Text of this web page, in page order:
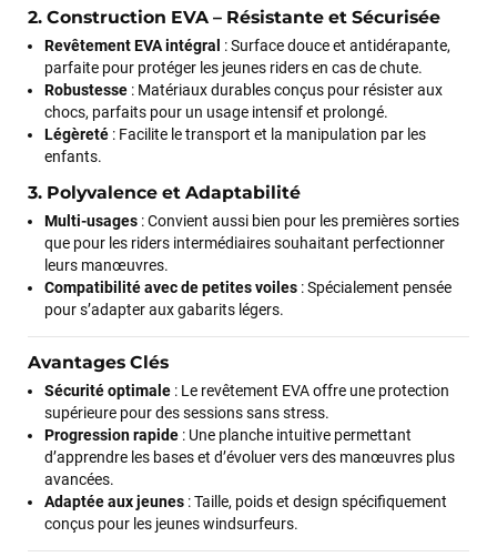
2. Construction EVA – Résistante et Sécurisée
Revêtement EVA intégral : Surface douce et antidérapante,
parfaite pour protéger les jeunes riders en cas de chute.
Robustesse : Matériaux durables conçus pour résister aux
chocs, parfaits pour un usage intensif et prolongé.
Légèreté : Facilite le transport et la manipulation par les
enfants.
3. Polyvalence et Adaptabilité
Multi-usages : Convient aussi bien pour les premières sorties
que pour les riders intermédiaires souhaitant perfectionner
leurs manœuvres.
Compatibilité avec de petites voiles : Spécialement pensée
pour s’adapter aux gabarits légers.
Avantages Clés
Sécurité optimale : Le revêtement EVA offre une protection
supérieure pour des sessions sans stress.
Progression rapide : Une planche intuitive permettant
d’apprendre les bases et d’évoluer vers des manœuvres plus
avancées.
Adaptée aux jeunes : Taille, poids et design spécifiquement
conçus pour les jeunes windsurfeurs.